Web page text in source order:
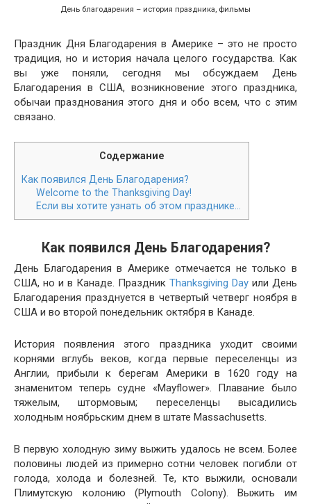
День благодарения – история праздника, фильмы
Праздник Дня Благодарения в Америке – это не просто
традиция, но и история начала целого государства. Как
вы уже поняли, сегодня мы обсуждаем День
Благодарения в США, возникновение этого праздника,
обычаи празднования этого дня и обо всем, что с этим
связано.
Содержание
Как появился День Благодарения?
Wel­come to the Thanks­giv­ing Day!
Если вы хотите узнать об этом празднике…
Как появился День Благодарения?
День Благодарения в Америке отмечается не только в
США, но и в Канаде. Праздник Thanks­giv­ing Day или День
Благодарения празднуется в четвертый четверг ноября в
США и во второй понедельник октября в Канаде.
История появления этого праздника уходит своими
корнями вглубь веков, когда первые переселенцы из
Англии, прибыли к берегам Америки в 1620 году на
знаменитом теперь судне «Mayflower». Плавание было
тяжелым, штормовым; переселенцы высадились
холодным ноябрьским днем в штате Massachusetts.
В первую холодную зиму выжить удалось не всем. Более
половины людей из примерно сотни человек погибли от
голода, холода и болезней. Те, кто выжили, основали
Плимутскую колонию (Ply­mouth Colony). Выжить им